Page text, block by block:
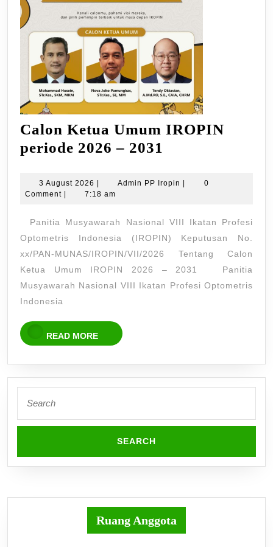
Calon Ketua Umum IROPIN
periode 2026 – 2031
Umum
periode
2026
–
2031
3 August 2026 3
August
Admin PP Iropin Admin0
Comment
7:18 am
Panitia Musyawarah Nasional VIII Ikatan Profesi
Optometris Indonesia (IROPIN) Keputusan No.
xx/PAN-MUNAS/IROPIN/VII/2026 Tentang Calon
Ketua Umum IROPIN 2026 – 2031 Panitia
Musyawarah Nasional VIII Ikatan Profesi Optometris
Indonesia
READ MORE
READ
MORE
for:
Ruang Anggota